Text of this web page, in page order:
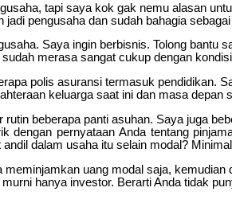
tapi saya kok gak nemu alasan
jadi pengusaha dan sudah bahagia
Saya ingin berbisnis. Tolong bantu
merasa sangat cukup dengan
polis asuransi termasuk pendidikan.
keluarga saat ini dan masa depan
rutin beberapa panti asuhan. Saya juga
dengan pernyataan Anda tentang
dalam usaha itu selain modal?
uang modal saja, kemudian
hanya investor. Berarti Anda tidak